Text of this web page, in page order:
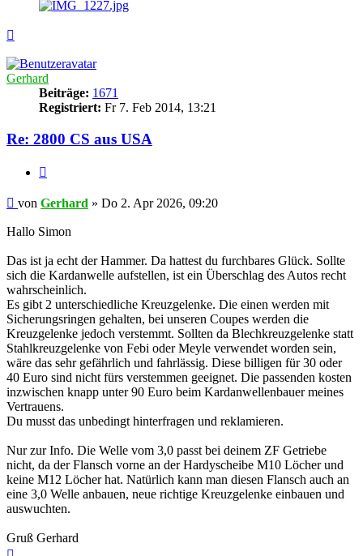
Gerhard
Beiträge: 1671
Registriert: Fr 7. Feb 2014, 13:21
Re: 2800 CS aus USA
Beitrag
von Gerhard » Do 2. Apr 2026, 09:20
Hallo Simon
Das ist ja echt der Hammer. Da hattest du furchbares Glück. Sollte
sich die Kardanwelle aufstellen, ist ein Überschlag des Autos recht
wahrscheinlich.
Es gibt 2 unterschiedliche Kreuzgelenke. Die einen werden mit
Sicherungsringen gehalten, bei unseren Coupes werden die
Kreuzgelenke jedoch verstemmt. Sollten da Blechkreuzgelenke statt
Stahlkreuzgelenke von Febi oder Meyle verwendet worden sein,
wäre das sehr gefährlich und fahrlässig. Diese billigen für 30 oder
40 Euro sind nicht fürs verstemmen geeignet. Die passenden kosten
inzwischen knapp unter 90 Euro beim Kardanwellenbauer meines
Vertrauens.
Du musst das unbedingt hinterfragen und reklamieren.
Nur zur Info. Die Welle vom 3,0 passt bei deinem ZF Getriebe
nicht, da der Flansch vorne an der Hardyscheibe M10 Löcher und
keine M12 Löcher hat. Natürlich kann man diesen Flansch auch an
eine 3,0 Welle anbauen, neue richtige Kreuzgelenke einbauen und
auswuchten.
Gruß Gerhard